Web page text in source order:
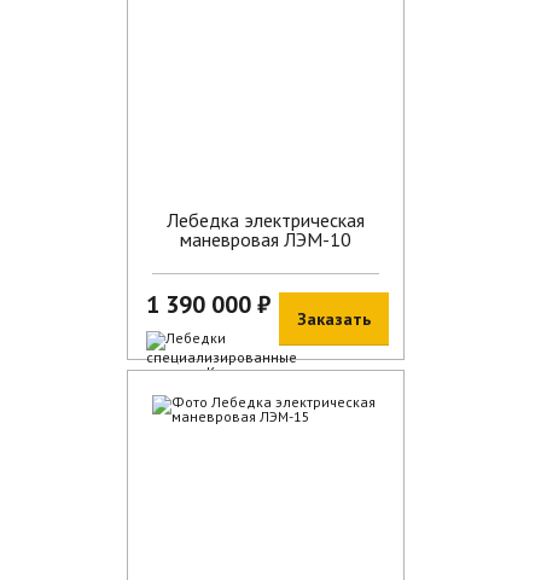
Лебедка электрическая
маневровая ЛЭМ-10
1 390 000 ₽
В наличии
Заказать